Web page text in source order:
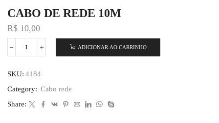
CABO DE REDE 10M
R$ 10,00
ADICIONAR AO CARRINHO
SKU: 4184
Category: Cabo rede
Share: